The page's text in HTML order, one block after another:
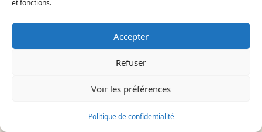
et fonctions.
Accepter
Refuser
Voir les préférences
Politique de confidentialité
QUELS ÉQUIPEMENTS PRIORISER POUR DÉBUTER
Une planche stable, une voile facile à manier et un
facilite la progression.